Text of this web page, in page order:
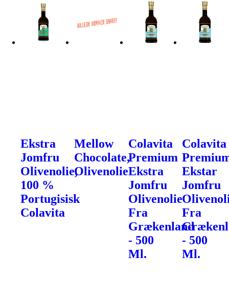
Ekstra
Jomfru
Olivenolie,
100 %
Portugisisk
Colavita
Mellow
Chocolate,
Olivenolie
Colavita
Premium
Ekstra
Jomfru
Olivenolie
Fra
Grækenland
- 500
Ml.
Colavita
Ekstar
Jomfru
Fra
- 500
Ml.